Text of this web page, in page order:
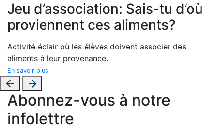
Jeu d’association: Sais-tu d’où
proviennent ces aliments?
Activité éclair où les élèves doivent associer des
aliments à leur provenance.
En savoir plus
Abonnez-vous à notre
infolettre